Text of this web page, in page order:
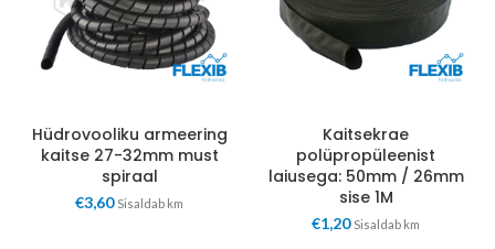
Hüdrovooliku armeering
kaitse 27-32mm must
spiraal
€3,60 Sisaldab km
Kaitsekrae
polüpropüleenist
laiusega: 50mm / 26mm
sise 1M
€1,20 Sisaldab km